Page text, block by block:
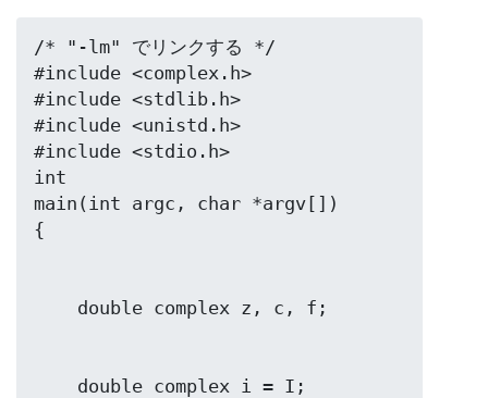
/* "-lm" でリンクする */
#include <complex.h>
#include <stdlib.h>
#include <unistd.h>
#include <stdio.h>
int
main(int argc, char *argv[])